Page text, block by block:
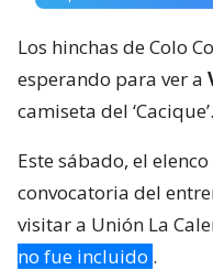
Los hinchas de Colo
esperando para ver a
camiseta del ‘Cacique’.
Este sábado, el
convocatoria del
visitar a Unión La
no fue incluido .